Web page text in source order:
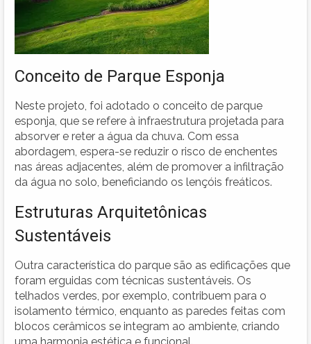
Conceito de Parque Esponja
Neste projeto, foi adotado o conceito de parque
esponja, que se refere à infraestrutura projetada para
absorver e reter a água da chuva. Com essa
abordagem, espera-se reduzir o risco de enchentes
nas áreas adjacentes, além de promover a infiltração
da água no solo, beneficiando os lençóis freáticos.
Estruturas Arquitetônicas
Sustentáveis
Outra característica do parque são as edificações que
foram erguidas com técnicas sustentáveis. Os
telhados verdes, por exemplo, contribuem para o
isolamento térmico, enquanto as paredes feitas com
blocos cerâmicos se integram ao ambiente, criando
uma harmonia estética e funcional.